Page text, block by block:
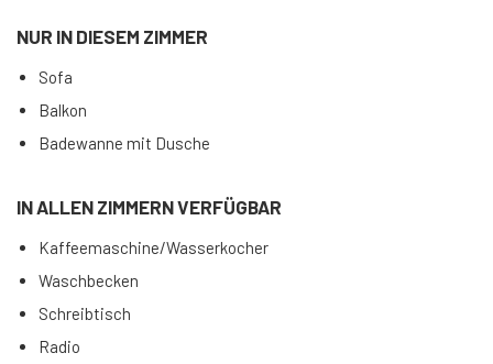
NUR IN DIESEM ZIMMER
Sofa
Balkon
Badewanne mit Dusche
IN ALLEN ZIMMERN VERFÜGBAR
Kaffeemaschine/Wasserkocher
Waschbecken
Schreibtisch
Radio